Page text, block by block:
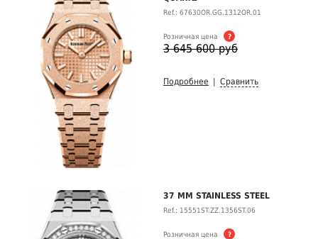
Ref.: 67630OR.GG.1312OR.01
Розничная цена ?
3 645 600 руб
Подробнее Сравнить
37 MM STAINLESS STEEL
Ref.: 15551ST.ZZ.1356ST.06
Розничная цена ?